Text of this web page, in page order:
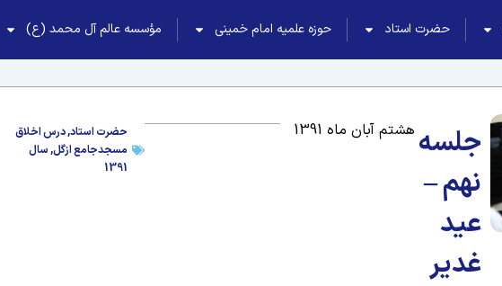
حضرت استاد حوزه علمیه امام خمینی مؤسسه عالم آل محمد (ع)
جلسه
نهم –
عید
غدیر
هشتم آبان ماه 1391 حضرت استاد,درس اخلاق
مسجدجامع ازگل,سال
1391